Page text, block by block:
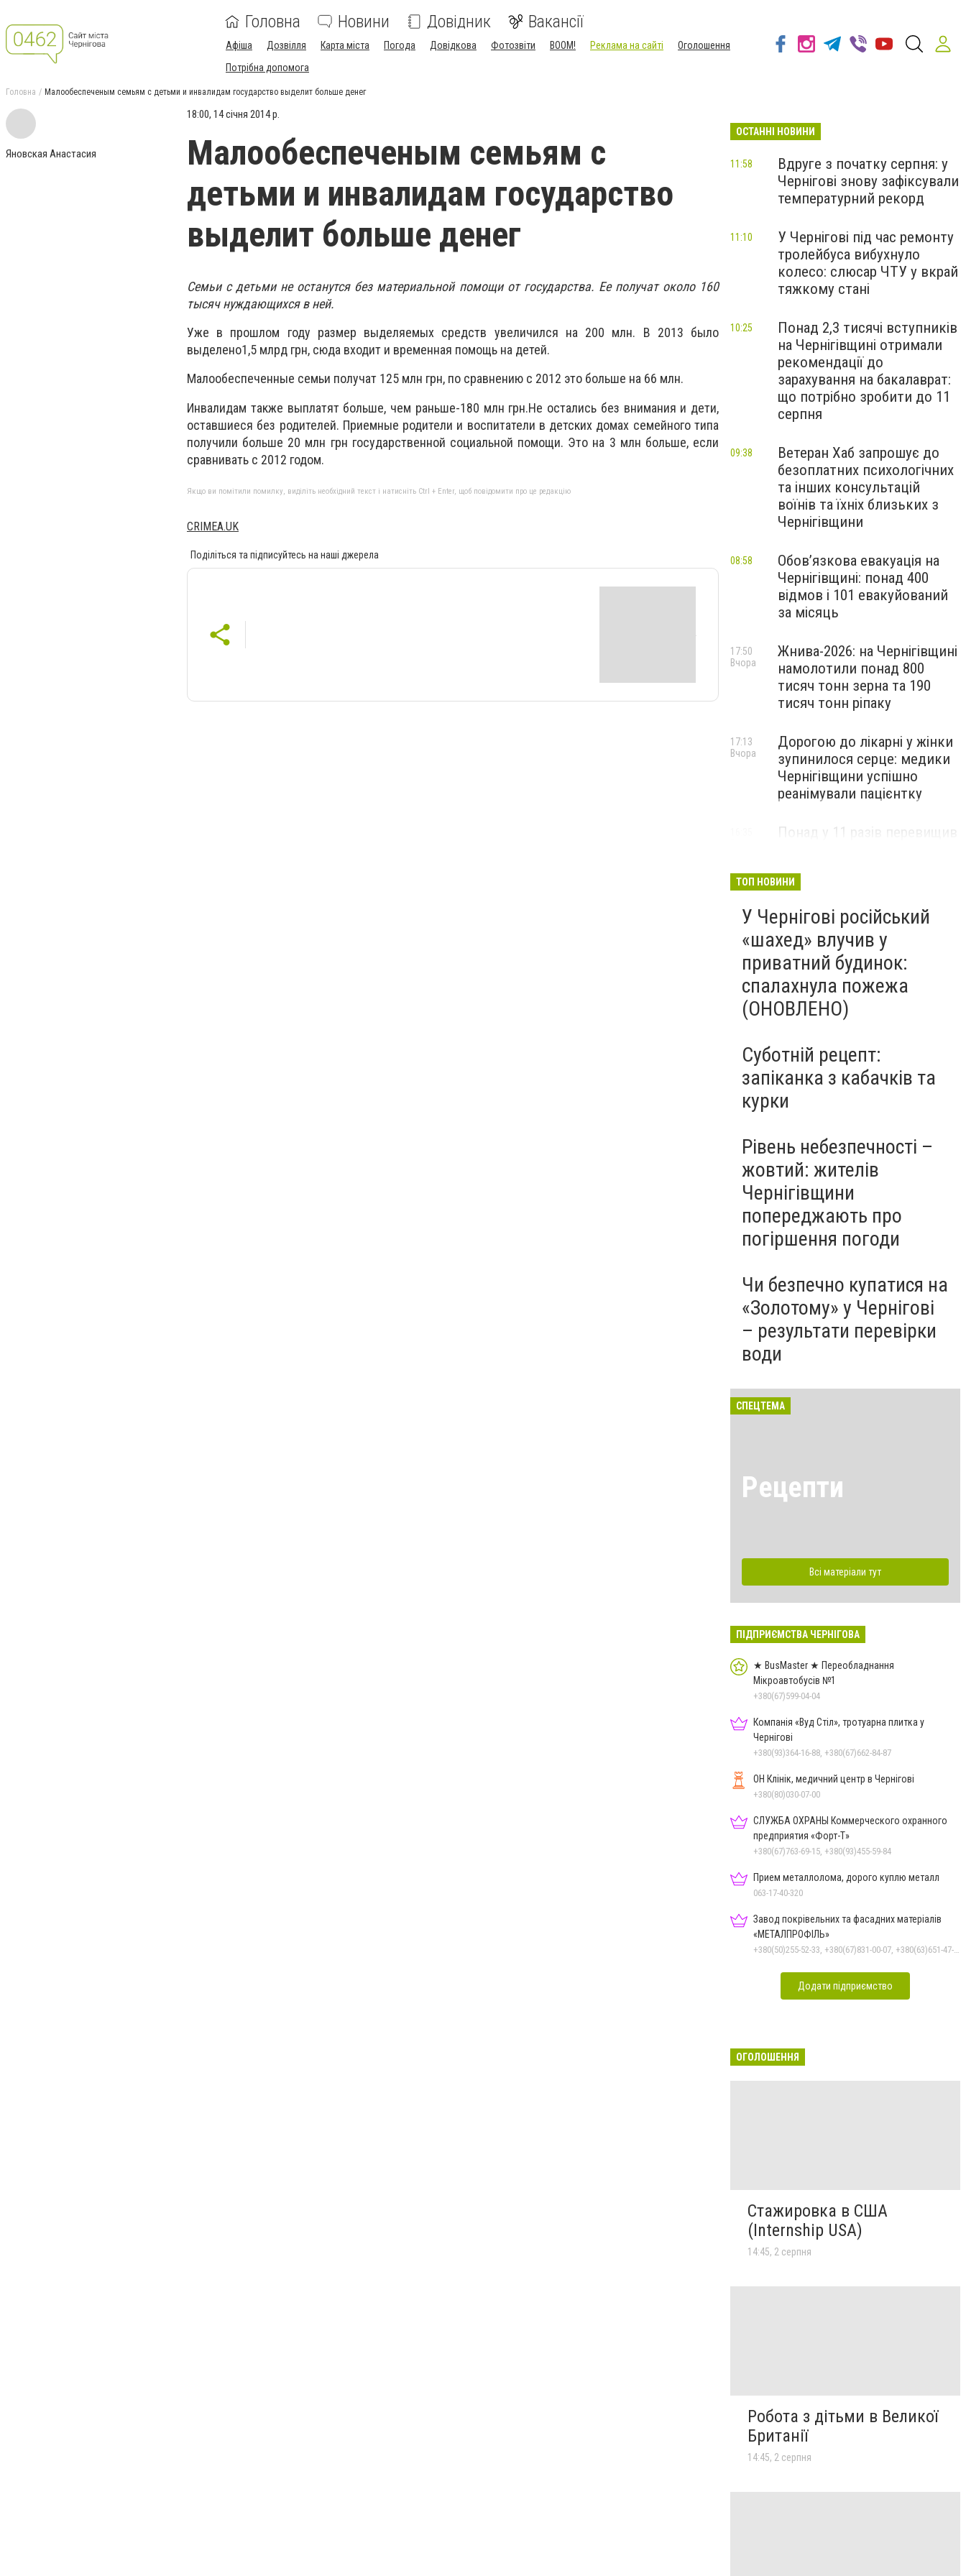
Головна Новини Довідник Вакансії
Афіша Дозвілля Карта міста Погода Довідкова Фотозвіти BOOM! Реклама на сайті
Оголошення
Потрібна допомога
Головна Малообеспеченым семьям с детьми и инвалидам государство выделит больше денег
Яновская Анастасия
18:00, 14 січня 2014 р.
Малообеспеченым семьям с
детьми и инвалидам государство
выделит больше денег
Семьи с детьми не останутся без материальной помощи от государства. Ее получат около 160
тысяч нуждающихся в ней.
Уже в прошлом году размер выделяемых средств увеличился на 200 млн. В 2013 было
выделено1,5 млрд грн, сюда входит и временная помощь на детей.
Малообеспеченные семьи получат 125 млн грн, по сравнению с 2012 это больше на 66 млн.
Инвалидам также выплатят больше, чем раньше-180 млн грн.Не остались без внимания и дети,
оставшиеся без родителей. Приемные родители и воспитатели в детских домах семейного типа
получили больше 20 млн грн государственной социальной помощи. Это на 3 млн больше, если
сравнивать с 2012 годом.
Якщо ви помітили помилку, виділіть необхідний текст і натисніть Ctrl + Enter, щоб повідомити про це редакцію
CRIMEA.UK
Поділіться та підписуйтесь на наші джерела
ОСТАННІ НОВИНИ
Вдруге з початку серпня: у
Чернігові знову зафіксували
температурний рекорд
11:58
У Чернігові під час ремонту
тролейбуса вибухнуло
колесо: слюсар ЧТУ у вкрай
тяжкому стані
11:10
Понад 2,3 тисячі вступників
на Чернігівщині отримали
рекомендації до
зарахування на бакалаврат:
що потрібно зробити до 11
серпня
10:25
Ветеран Хаб запрошує до
безоплатних психологічних
та інших консультацій
воїнів та їхніх близьких з
Чернігівщини
09:38
Обов’язкова евакуація на
Чернігівщині: понад 400
відмов і 101 евакуйований
за місяць
08:58
Жнива-2026: на Чернігівщині
намолотили понад 800
тисяч тонн зерна та 190
тисяч тонн ріпаку
17:50
Вчора
Дорогою до лікарні у жінки
зупинилося серце: медики
Чернігівщини успішно
реанімували пацієнтку
17:13
Вчора
Понад у 11 разів перевищив
ТОП НОВИНИ
У Чернігові російський
«шахед» влучив у
приватний будинок:
спалахнула пожежа
(ОНОВЛЕНО)
Суботній рецепт:
запіканка з кабачків та
курки
Рівень небезпечності –
жовтий: жителів
Чернігівщини
попереджають про
погіршення погоди
Чи безпечно купатися на
«Золотому» у Чернігові
– результати перевірки
води
СПЕЦТЕМА
Рецепти
Всі матеріали тут
ПІДПРИЄМСТВА ЧЕРНІГОВА
★ BusMaster ★ Переобладнання
Мікроавтобусів №1
+380(67)599-04-04
Компанія «Вуд Стіл», тротуарна плитка у
Чернігові
+380(93)364-16-88, +380(67)662-84-87
ОН Клінік, медичний центр в Чернігові
+380(80)030-07-00
СЛУЖБА ОХРАНЫ Коммерческого охранного
предприятия «Форт-Т»
+380(67)763-69-15, +380(93)455-59-84
Прием металлолома, дорого куплю металл
063-17-40-320
Завод покрівельних та фасадних матеріалів
«МЕТАЛПРОФІЛЬ»
Додати підприємство
ОГОЛОШЕННЯ
Стажировка в США
(Internship USA)
14:45, 2 серпня
Робота з дітьми в Великої
Британії
14:45, 2 серпня